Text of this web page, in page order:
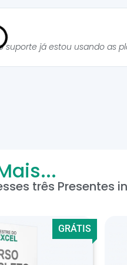
já estou usando as
três Presentes
GRÁTIS